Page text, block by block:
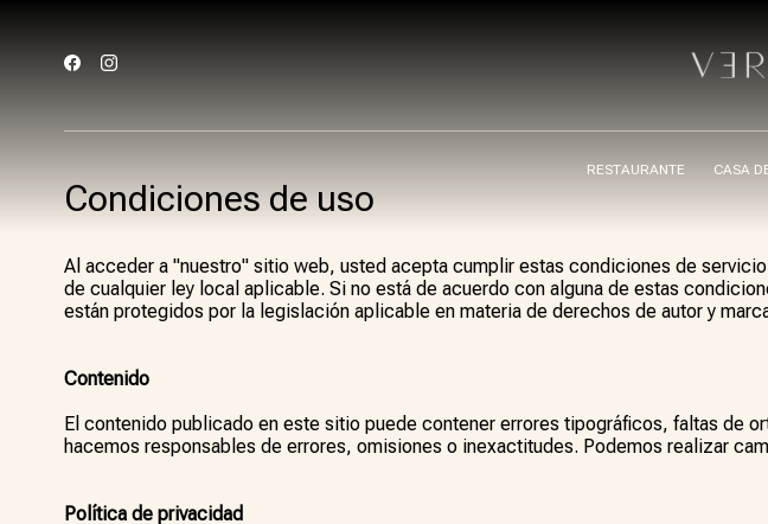
RESTAURANTE CASA
Condiciones de uso
Al acceder a "nuestro" sitio web, usted acepta cumplir estas condiciones de
de cualquier ley local aplicable. Si no está de acuerdo con alguna de estas
están protegidos por la legislación aplicable en materia de derechos de autor y
Contenido
El contenido publicado en este sitio puede contener errores tipográficos, faltas de
hacemos responsables de errores, omisiones o inexactitudes. Podemos realizar
Política de privacidad